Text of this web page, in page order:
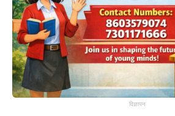
विज्ञापन